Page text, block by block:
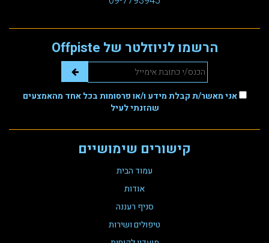
קישורים שימושיים
עמוד הבית
אודות
סניף רעננה
טיפולים ושירות
הרשמו לניוזלטר של Offpiste
אני מאשר/ת קבלת מידע ו/או פרסומות בכל אחד מהאמצעים
שהזנתי לעיל